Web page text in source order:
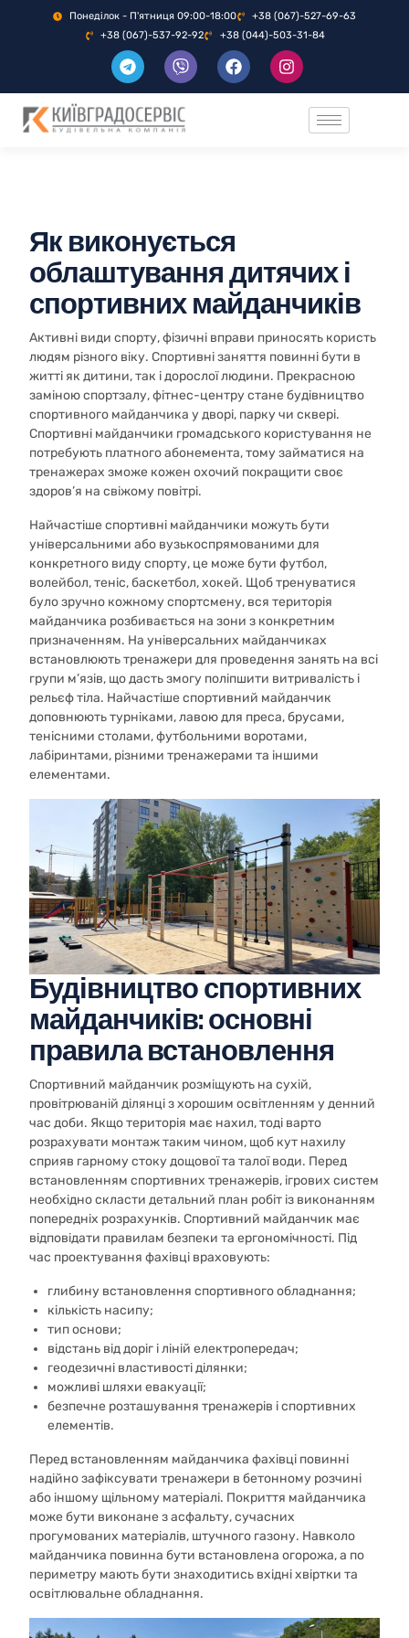
Понеділок - П'ятниця 09:00-18:00
+38 (067)-527-69-63
+38 (067)-537-92-92
+38 (044)-503-31-84
Як виконується
облаштування дитячих і
спортивних майданчиків
Активні види спорту, фізичні вправи приносять користь
людям різного віку. Спортивні заняття повинні бути в
житті як дитини, так і дорослої людини. Прекрасною
заміною спортзалу, фітнес-центру стане будівництво
спортивного майданчика у дворі, парку чи сквері.
Спортивні майданчики громадського користування не
потребують платного абонемента, тому займатися на
тренажерах зможе кожен охочий покращити своє
здоров’я на свіжому повітрі.
Найчастіше спортивні майданчики можуть бути
універсальними або вузькоспрямованими для
конкретного виду спорту, це може бути футбол,
волейбол, теніс, баскетбол, хокей. Щоб тренуватися
було зручно кожному спортсмену, вся територія
майданчика розбивається на зони з конкретним
призначенням. На універсальних майданчиках
встановлюють тренажери для проведення занять на всі
групи м’язів, що дасть змогу поліпшити витривалість і
рельєф тіла. Найчастіше спортивний майданчик
доповнюють турніками, лавою для преса, брусами,
тенісними столами, футбольними воротами,
лабіринтами, різними тренажерами та іншими
елементами.
Будівництво спортивних
майданчиків: основні
правила встановлення
Спортивний майданчик розміщують на сухій,
провітрюваній ділянці з хорошим освітленням у денний
час доби. Якщо територія має нахил, тоді варто
розрахувати монтаж таким чином, щоб кут нахилу
сприяв гарному стоку дощової та талої води. Перед
встановленням спортивних тренажерів, ігрових систем
необхідно скласти детальний план робіт із виконанням
попередніх розрахунків. Спортивний майданчик має
відповідати правилам безпеки та ергономічності. Під
час проектування фахівці враховують:
глибину встановлення спортивного обладнання;
кількість насипу;
тип основи;
відстань від доріг і ліній електропередач;
геодезичні властивості ділянки;
можливі шляхи евакуації;
безпечне розташування тренажерів і спортивних
елементів.
Перед встановленням майданчика фахівці повинні
надійно зафіксувати тренажери в бетонному розчині
або іншому щільному матеріалі. Покриття майданчика
може бути виконане з асфальту, сучасних
прогумованих матеріалів, штучного газону. Навколо
майданчика повинна бути встановлена огорожа, а по
периметру мають бути знаходитись вхідні хвіртки та
освітлювальне обладнання.